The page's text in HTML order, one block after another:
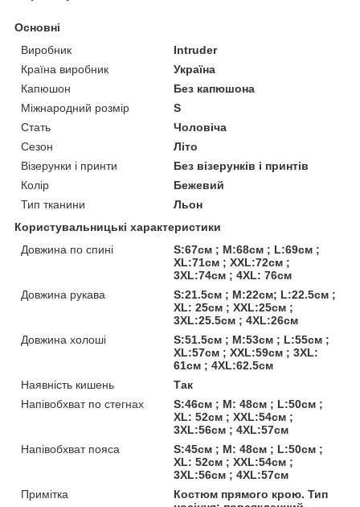
Основні
Виробник
Intruder
Країна виробник
Україна
Капюшон
Без капюшона
Міжнародний розмір
S
Стать
Чоловіча
Сезон
Літо
Візерунки і принти
Без візерунків і принтів
Колір
Бежевий
Тип тканини
Льон
Користувальницькі характеристики
Довжина по спині
S:67см ; M:68см ; L:69см ;
XL:71см ; XXL:72см ;
3XL:74см ; 4XL: 76см
Довжина рукава
S:21.5см ; M:22см; L:22.5см ;
XL: 25см ; XXL:25см ;
3XL:25.5см ; 4XL:26см
Довжина холоші
S:51.5см ; M:53см ; L:55см ;
XL:57см ; XXL:59см ; 3XL:
61см ; 4XL:62.5см
Наявність кишень
Так
Напівобхват по стегнах
S:46см ; M: 48см ; L:50см ;
XL: 52см ; XXL:54см ;
3XL:56см ; 4XL:57см
Напівобхват пояса
S:45см ; M: 48см ; L:50см ;
XL: 52см ; XXL:54см ;
3XL:56см ; 4XL:57см
Примітка
Костюм прямого крою. Тип